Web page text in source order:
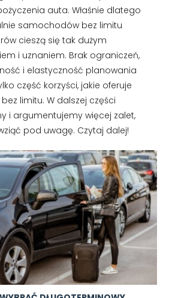
auta. Właśnie dlatego
samochodów bez limitu
cieszą się tak dużym
i uznaniem. Brak ograniczeń,
i elastyczność planowania
część korzyści, jakie oferuje
limitu. W dalszej części
i argumentujemy więcej zalet,
pod uwagę. Czytaj dalej!